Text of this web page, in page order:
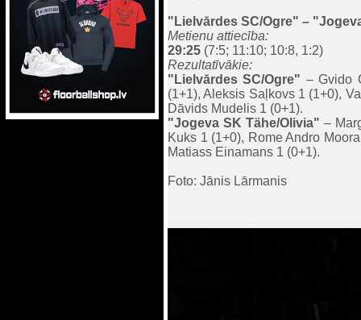
"Lielvārdes SC/Ogre" – "
Metienu attiecība:
29:25 (7:5; 11:10; 10:8, 1:2)
Rezultatīvākie:
"Lielvārdes SC/Ogre" – Gvido
(1+1), Aleksis Saļkovs 1 (1+0),
Dāvids Mudelis 1 (0+1).
"Jogeva SK Tähe/Olivia" –
Kuks 1 (1+0), Rome Andro
Matiass Einamans 1 (0+1).
Foto: Jānis Lārmanis